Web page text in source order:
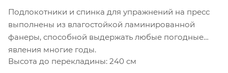
Подлокотники и спинка для упражнений на пресс
выполнены из влагостойкой ламинированной
фанеры, способной выдержать любые погодные
явления многие годы.
Высота до перекладины: 240 см